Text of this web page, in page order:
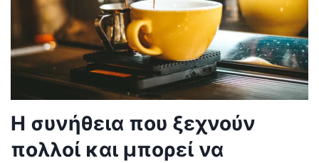
Η συνήθεια που ξεχνούν
πολλοί και μπορεί να